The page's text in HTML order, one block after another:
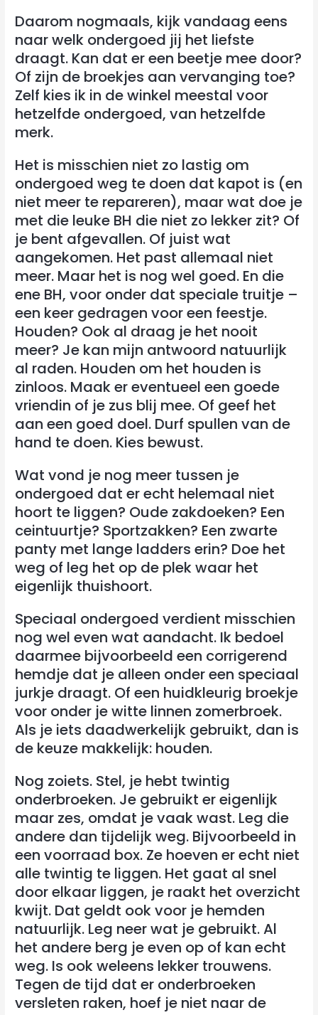
Daarom nogmaals, kijk vandaag eens
naar welk ondergoed jij het liefste
draagt. Kan dat er een beetje mee door?
Of zijn de broekjes aan vervanging toe?
Zelf kies ik in de winkel meestal voor
hetzelfde ondergoed, van hetzelfde
merk.
Het is misschien niet zo lastig om
ondergoed weg te doen dat kapot is (en
niet meer te repareren), maar wat doe je
met die leuke BH die niet zo lekker zit? Of
je bent afgevallen. Of juist wat
aangekomen. Het past allemaal niet
meer. Maar het is nog wel goed. En die
ene BH, voor onder dat speciale truitje –
een keer gedragen voor een feestje.
Houden? Ook al draag je het nooit
meer? Je kan mijn antwoord natuurlijk
al raden. Houden om het houden is
zinloos. Maak er eventueel een goede
vriendin of je zus blij mee. Of geef het
aan een goed doel. Durf spullen van de
hand te doen. Kies bewust.
Wat vond je nog meer tussen je
ondergoed dat er echt helemaal niet
hoort te liggen? Oude zakdoeken? Een
ceintuurtje? Sportzakken? Een zwarte
panty met lange ladders erin? Doe het
weg of leg het op de plek waar het
eigenlijk thuishoort.
Speciaal ondergoed verdient misschien
nog wel even wat aandacht. Ik bedoel
daarmee bijvoorbeeld een corrigerend
hemdje dat je alleen onder een speciaal
jurkje draagt. Of een huidkleurig broekje
voor onder je witte linnen zomerbroek.
Als je iets daadwerkelijk gebruikt, dan is
de keuze makkelijk: houden.
Nog zoiets. Stel, je hebt twintig
onderbroeken. Je gebruikt er eigenlijk
maar zes, omdat je vaak wast. Leg die
andere dan tijdelijk weg. Bijvoorbeeld in
een voorraad box. Ze hoeven er echt niet
alle twintig te liggen. Het gaat al snel
door elkaar liggen, je raakt het overzicht
kwijt. Dat geldt ook voor je hemden
natuurlijk. Leg neer wat je gebruikt. Al
het andere berg je even op of kan echt
weg. Is ook weleens lekker trouwens.
Tegen de tijd dat er onderbroeken
versleten raken, hoef je niet naar de